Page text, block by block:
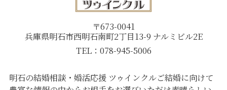
〒673-0041
兵庫県明石市西明石南町2丁目13-9 ナルミビル2E
TEL：078-945-5006
明石の結婚相談・婚活応援 ツゥインクルご結婚に向けて